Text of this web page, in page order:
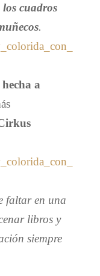
cuadros
.
a
faltar en una
libros y
siempre